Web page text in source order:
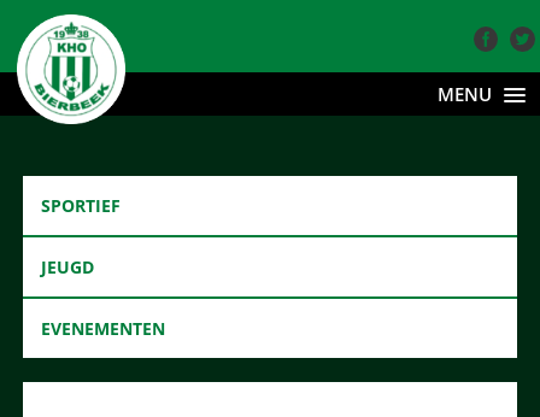
MENU
SPORTIEF
JEUGD
EVENEMENTEN